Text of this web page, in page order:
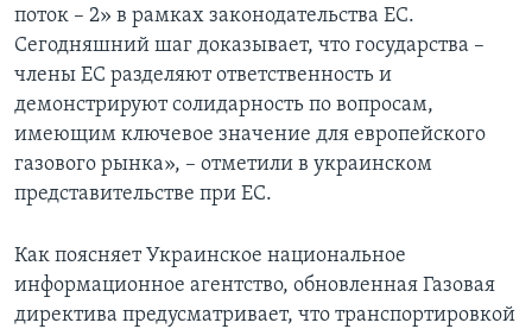
поток – 2» в рамках законодательства ЕС.
Сегодняшний шаг доказывает, что государства –
члены ЕС разделяют ответственность и
демонстрируют солидарность по вопросам,
имеющим ключевое значение для европейского
газового рынка», – отметили в украинском
представительстве при ЕС.
Как поясняет Украинское национальное
информационное агентство, обновленная Газовая
директива предусматривает, что транспортировкой